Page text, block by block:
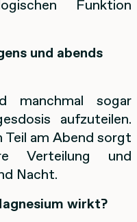
Funktion
und abends
sogar
aufzuteilen.
Teil am Abend sorgt
Verteilung und
Nacht.
wirkt?